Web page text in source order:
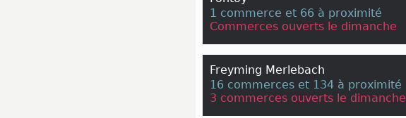
1 commerce et 66 à proximité
Commerces ouverts le dimanche
Freyming Merlebach
16 commerces et 134 à proximité
3 commerces ouverts le dimanche